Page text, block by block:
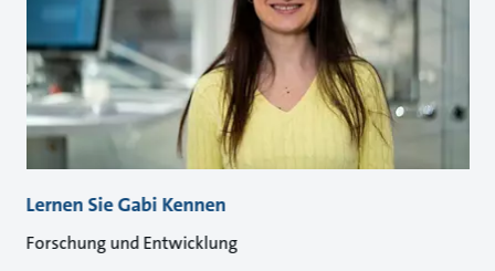
Lernen Sie Gabi Kennen
Forschung und Entwicklung